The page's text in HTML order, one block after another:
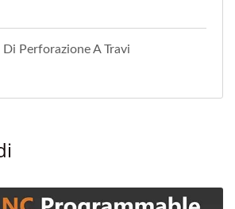
Perforazione A Travi